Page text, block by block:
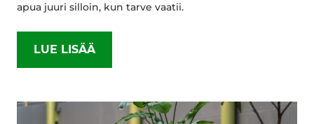
apua juuri silloin, kun tarve vaatii.
LUE LISÄÄ